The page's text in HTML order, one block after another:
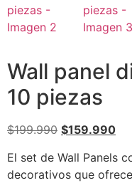
Wall panel
10 piezas
$199.990 $159.990
El set de Wall Panels
decorativos que